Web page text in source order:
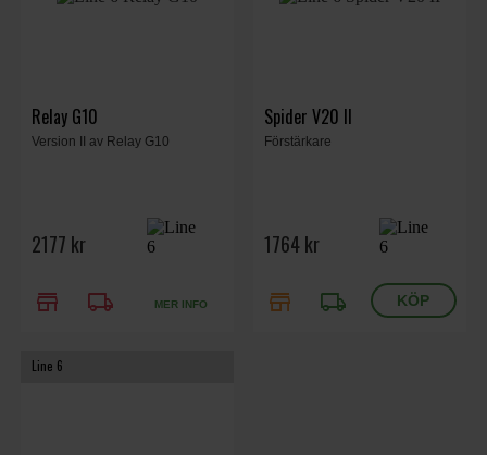
Relay G10
Version II av Relay G10
2177 kr
store local_shipping MER INFO
Spider V20 II
Förstärkare
1764 kr
store local_shipping
Line 6